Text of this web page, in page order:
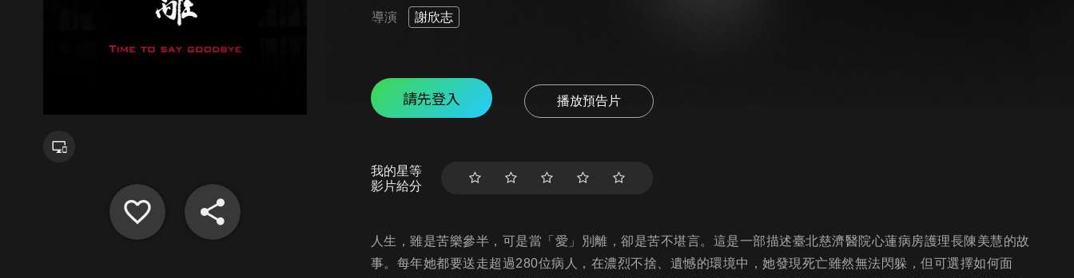
導演 謝欣志
請先登入 播放預告片
我的星等
影片給分
人生，雖是苦樂參半，可是當「愛」別離，卻是苦不堪言。這是一部描述臺北慈濟醫院心蓮病房護理長陳美慧的故
事。每年她都要送走超過280位病人，在濃烈不捨、遺憾的環境中，她發現死亡雖然無法閃躲，但可選擇如何面